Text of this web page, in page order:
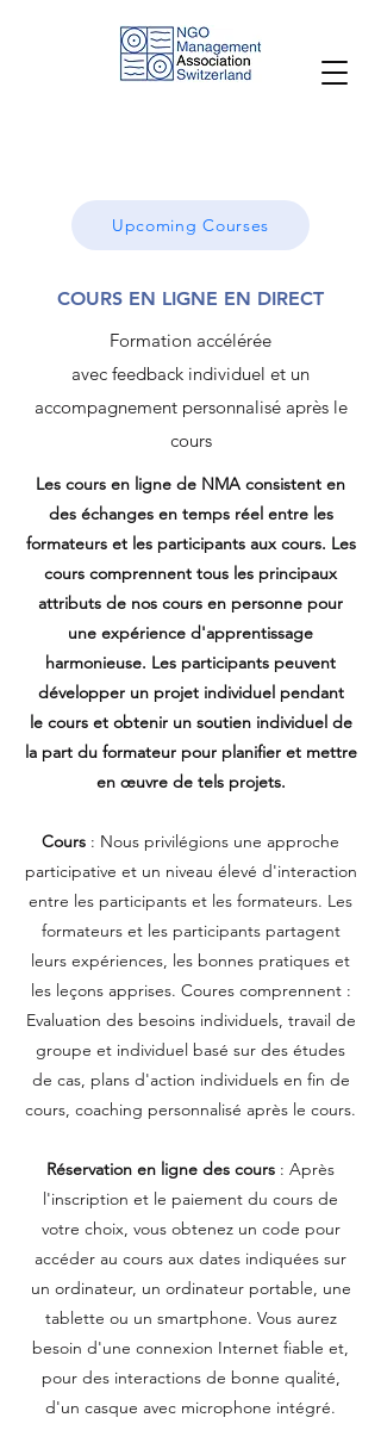
Upcoming Courses
COURS EN LIGNE EN DIRECT
Formation accélérée
avec feedback individuel et un
accompagnement personnalisé après le
cours
Les cours en ligne de NMA consistent en
des échanges en temps réel entre les
formateurs et les participants aux cours. Les
cours comprennent tous les principaux
attributs de nos cours en personne pour
une expérience d'apprentissage
harmonieuse. Les participants peuvent
développer un projet individuel pendant
le cours et obtenir un soutien individuel de
la part du formateur pour planifier et mettre
en œuvre de tels projets.
Cours : Nous privilégions une approche
participative et un niveau élevé d'interaction
entre les participants et les formateurs. Les
formateurs et les participants partagent
leurs expériences, les bonnes pratiques et
les leçons apprises. Coures comprennent :
Evaluation des besoins individuels, travail de
groupe et individuel basé sur des études
de cas, plans d'action individuels en fin de
cours, coaching personnalisé après le cours.
Réservation en ligne des cours : Après
l'inscription et le paiement du cours de
votre choix, vous obtenez un code pour
accéder au cours aux dates indiquées sur
un ordinateur, un ordinateur portable, une
tablette ou un smartphone. Vous aurez
besoin d'une connexion Internet fiable et,
pour des interactions de bonne qualité,
d'un casque avec microphone intégré.